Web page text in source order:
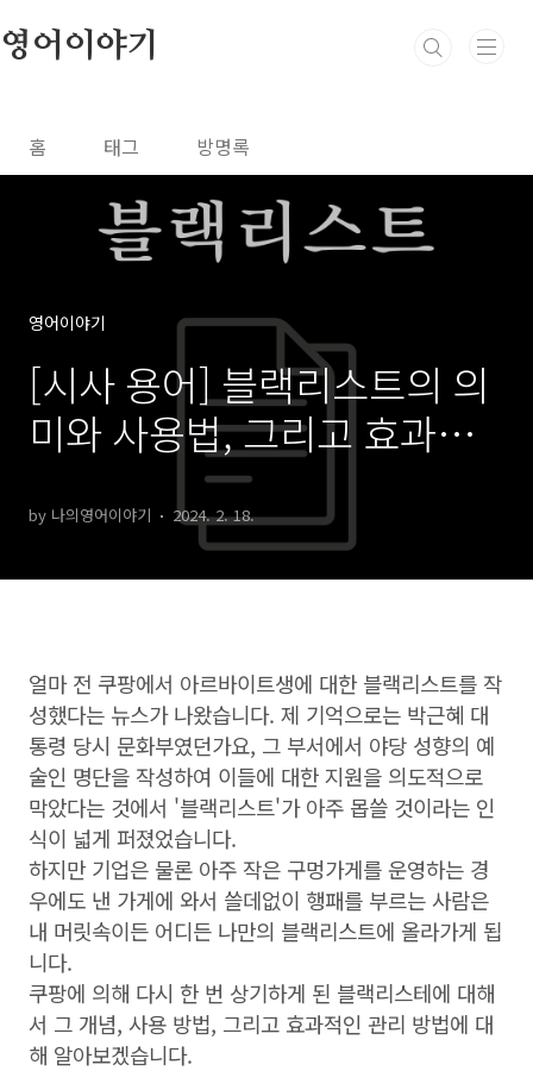
영어이야기
홈 태그 방명록
영어이야기
[시사 용어] 블랙리스트의 의
미와 사용법, 그리고 효과적
인 관리 방법
by 나의영어이야기 2024. 2. 18.
얼마 전 쿠팡에서 아르바이트생에 대한 블랙리스트를 작
성했다는 뉴스가 나왔습니다. 제 기억으로는 박근혜 대
통령 당시 문화부였던가요, 그 부서에서 야당 성향의 예
술인 명단을 작성하여 이들에 대한 지원을 의도적으로
막았다는 것에서 '블랙리스트'가 아주 몹쓸 것이라는 인
식이 넓게 퍼졌었습니다.
하지만 기업은 물론 아주 작은 구멍가게를 운영하는 경
우에도 낸 가게에 와서 쓸데없이 행패를 부르는 사람은
내 머릿속이든 어디든 나만의 블랙리스트에 올라가게 됩
니다.
쿠팡에 의해 다시 한 번 상기하게 된 블랙리스테에 대해
서 그 개념, 사용 방법, 그리고 효과적인 관리 방법에 대
해 알아보겠습니다.